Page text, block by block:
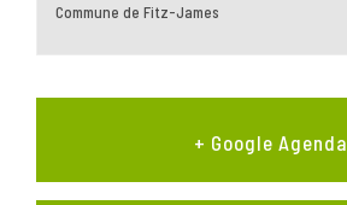
Commune de Fitz-James
+ Google Agenda